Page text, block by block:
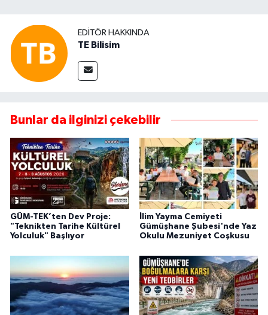
EDITÖR HAKKINDA
TE Bilisim
Bunlar da ilginizi çekebilir
GÜM-TEK’ten Dev Proje:
"Teknikten Tarihe Kültürel
Yolculuk" Başlıyor
İlim Yayma Cemiyeti
Gümüşhane Şubesi'nde Yaz
Okulu Mezuniyet Coşkusu